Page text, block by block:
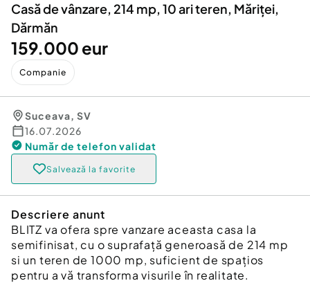
Casă de vânzare, 214 mp, 10 ari teren, Măriței,
Dărmăn
159.000 eur
Companie
Suceava, SV
16.07.2026
Număr de telefon validat
Salvează la favorite
Descriere anunt
BLITZ va ofera spre vanzare aceasta casa la
semifinisat, cu o suprafață generoasă de 214 mp
si un teren de 1000 mp, suficient de spațios
pentru a vă transforma visurile în realitate.